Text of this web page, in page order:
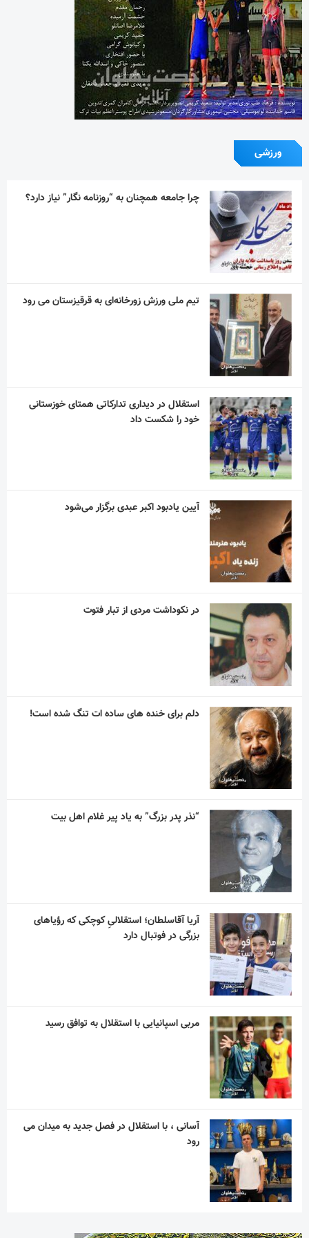
ورزشی
چرا جامعه همچنان به “روزنامه نگار” نیاز دارد؟
تیم ملی ورزش زورخانه‌ای به قرقیزستان می رود
استقلال در دیداری تدارکاتی همتای خوزستانی
خود را شکست داد
آیین یادبود اکبر عبدی برگزار می‌شود
در نکوداشت مردی از تبار فتوت
دلم برای خنده های ساده ات تنگ شده است!
“نذر پدر بزرگ” به یاد پیر غلام اهل بیت
آریا آقاسلطان؛ استقلالیِ کوچکی که رؤیاهای
بزرگی در فوتبال دارد
مربی اسپانیایی با استقلال به توافق رسید
آسانی ، با استقلال در فصل جدید به میدان می
رود